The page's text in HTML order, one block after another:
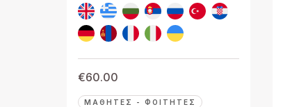
€60.00
ΜΑΘΗΤΈΣ - ΦΟΙΤΗΤΈΣ